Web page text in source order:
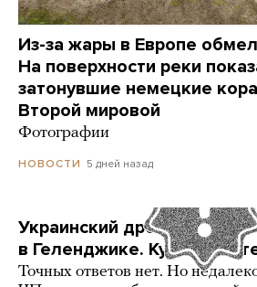
Из-за жары в Европе
На поверхности реки
затонувшие немецкие
Второй мировой
Фотографии
НОВОСТИ 5 дней назад
Украинский дрон попал по
в Геленджике. Куда он
Точных ответов нет. Но